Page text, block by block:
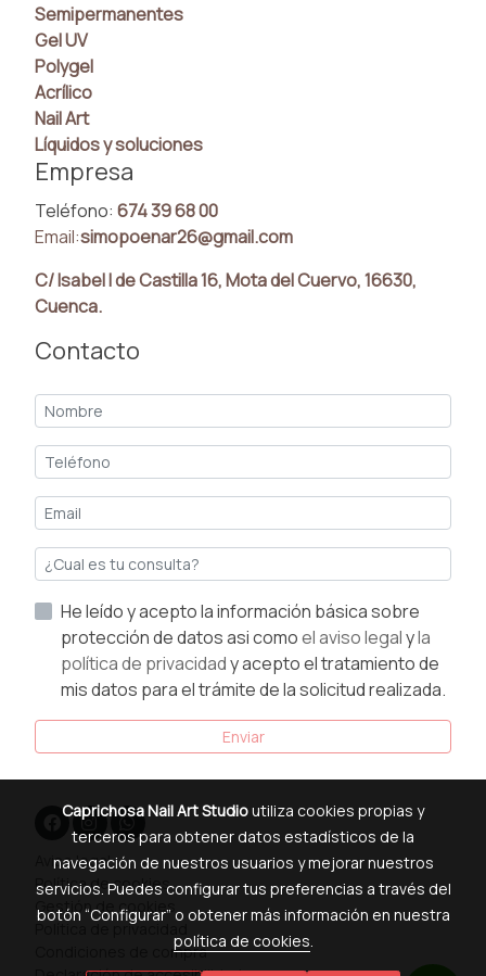
Semipermanentes
Gel UV
Polygel
Acrílico
Nail Art
Líquidos y soluciones
Empresa
Teléfono: 674 39 68 00
Email:simopoenar26@gmail.com
C/ Isabel I de Castilla 16, Mota del Cuervo, 16630,
Cuenca.
Contacto
He leído y acepto la información básica sobre
protección de datos asi comoel aviso legalyla
política de privacidady acepto el tratamiento de
mis datos para el trámite de la solicitud realizada.
Enviar
Aviso legal
Política de cookies
Gestión de cookies
Política de privacidad
Condiciones de compra
Caprichosa Nail Art Studioutiliza cookies propias y
terceros para obtener datos estadísticos de la
navegación de nuestros usuarios y mejorar nuestros
servicios. Puedes configurar tus preferencias a través del
botón “Configurar” o obtener más información en nuestra
política de cookies.